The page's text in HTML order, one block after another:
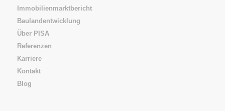
Immobilienmarktbericht
Baulandentwicklung
Über PISA
Referenzen
Karriere
Kontakt
Blog